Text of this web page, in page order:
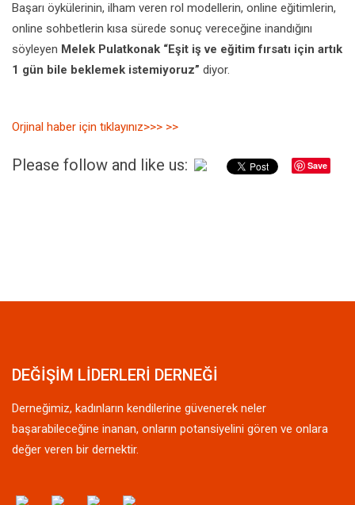
Başarı öykülerinin, ilham veren rol modellerin, online eğitimlerin,
online sohbetlerin kısa sürede sonuç vereceğine inandığını
söyleyen Melek Pulatkonak “Eşit iş ve eğitim fırsatı için artık
1 gün bile beklemek istemiyoruz” diyor.
Orjinal haber için tıklayınız>>> >>
Please follow and like us: Save
DEĞİŞİM LİDERLERİ DERNEĞİ
Derneğimiz, kadınların kendilerine güvenerek neler
başarabileceğine inanan, onların potansiyelini gören ve onlara
değer veren bir dernektir.